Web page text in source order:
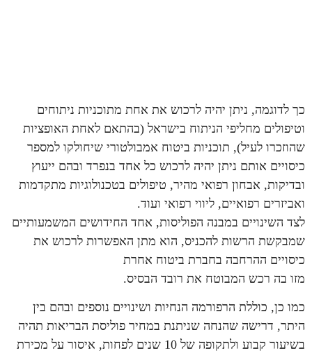
כך לדוגמה, ניתן יהיה לרכוש את אחת מתוכניות ניתוחים
וטיפולים מחליפי הניתוח בישראל (בהתאם לאחת האופציות
שהוזכרו לעיל), תוכניות ביטוח אמבולטורי שיחולקו למספר
כיסויים אותם ניתן יהיה לרכוש כל אחד בנפרד ובהם ייעוץ
ובדיקות, אבחון רפואי מהיר, טיפולים בטכנולוגיות מתקדמות
ואביזרים רפואיים, ליווי רפואי ועוד.
לצד השינויים במבנה הפוליסות, אחד החידושים המשמעותיים
שמבקשת הרשות להכניס, הוא מתן האפשרות לרכוש את
כיסויים ההרחבה בחברת ביטוח אחרת
מזו בה רכש המבוטח את רובד הבסיס.
כמו כן, כוללת הרפורמה הנחיות ושינויים נוספים ובהם בין
היתר, דרישה שהנחה שניתנת במחיר פוליסת הבריאות תהיה
בשיעור קבוע ולתקופה של 10 שנים לפחות, איסור על מכירת